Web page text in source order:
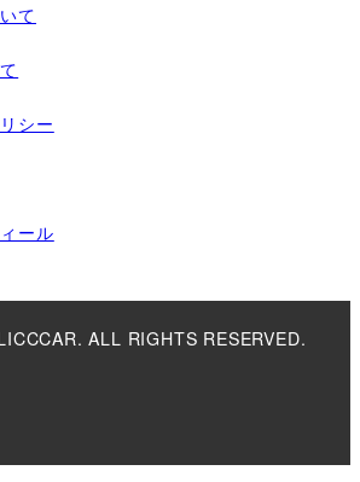
て
シー
ール
ALL RIGHTS RESERVED.